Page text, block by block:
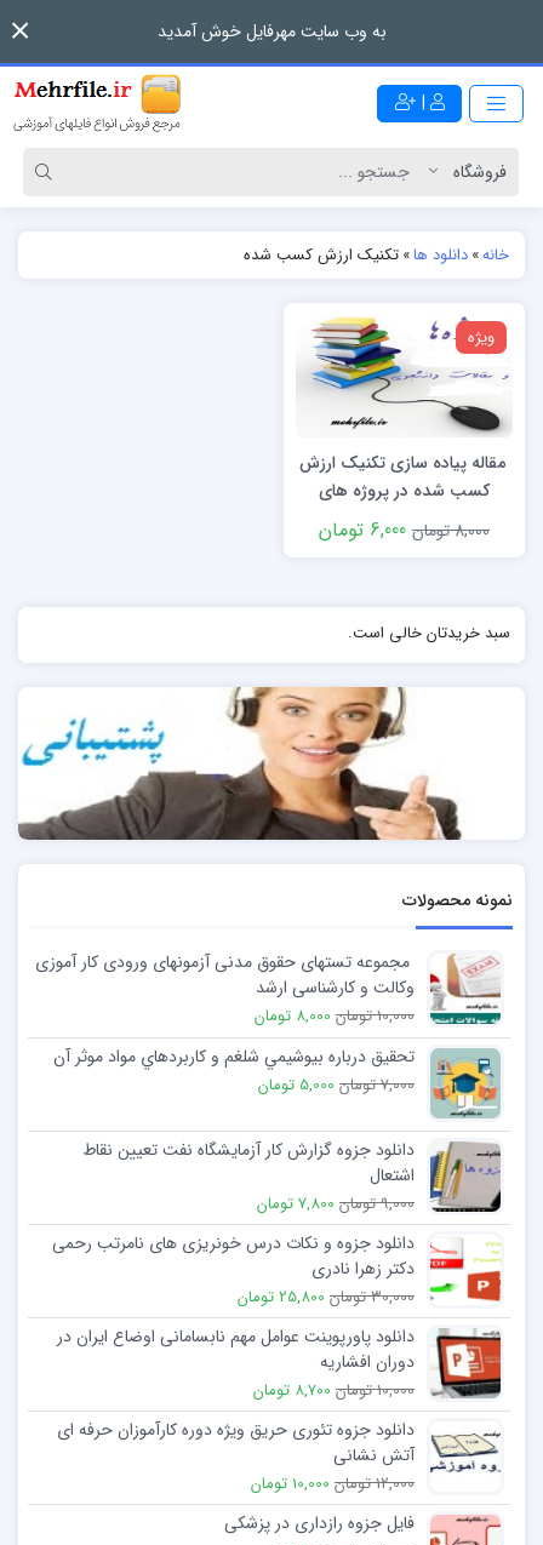
به وب سایت مهرفایل خوش آمدید
|
خانه»دانلود ها»تکنیک ارزش کسب شده
ویژه
مقاله پیاده سازی تکنیک ارزش
کسب شده در پروژه های
راهسازی
8,000 تومان 6,000 تومان
سبد خریدتان خالی است.
نمونه محصولات
مجموعه تستهای حقوق مدنی آزمونهای ورودی کار آموزی
وکالت و کارشناسی ارشد
10,000 تومان 8,000 تومان
تحقیق درباره بيوشيمي شلغم و کاربردهاي مواد موثر آن
7,000 تومان 5,000 تومان
دانلود جزوه گزارش کار آزمایشگاه نفت تعیین نقاط
اشتعال
9,000 تومان 7,800 تومان
دانلود جزوه و نکات درس خونریزی های نامرتب رحمی
دکتر زهرا نادری
30,000 تومان 25,800 تومان
دانلود پاورپوینت عوامل مهم نابسامانی اوضاع ایران در
دوران افشاریه
10,000 تومان 8,700 تومان
دانلود جزوه تئوری حریق ویژه دوره کارآموزان حرفه ای
آتش نشانی
12,000 تومان 10,000 تومان
فایل جزوه رازداری در پزشکی